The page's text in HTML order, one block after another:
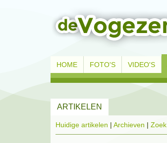
HOME FOTO'S VIDEO'S
ARTIKELEN
Huidige artikelen | Archieven | Zoek